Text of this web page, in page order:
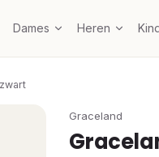
Dames Heren
Graceland